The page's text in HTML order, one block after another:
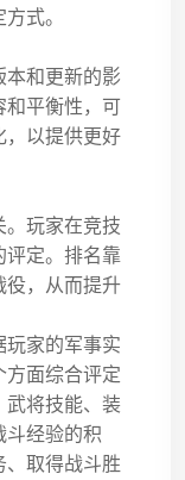
式。
本和更新的影
和平衡性，可
，以提供更好
。玩家在竞技
评定。排名靠
役，从而提升
玩家的军事实
方面综合评定
武将技能、装
斗经验的积
、取得战斗胜